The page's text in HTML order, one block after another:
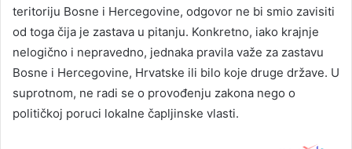
teritoriju Bosne i Hercegovine, odgovor ne bi smio zavisiti
od toga čija je zastava u pitanju. Konkretno, iako krajnje
nelogično i nepravedno, jednaka pravila važe za zastavu
Bosne i Hercegovine, Hrvatske ili bilo koje druge države. U
suprotnom, ne radi se o provođenju zakona nego o
političkoj poruci lokalne čapljinske vlasti.